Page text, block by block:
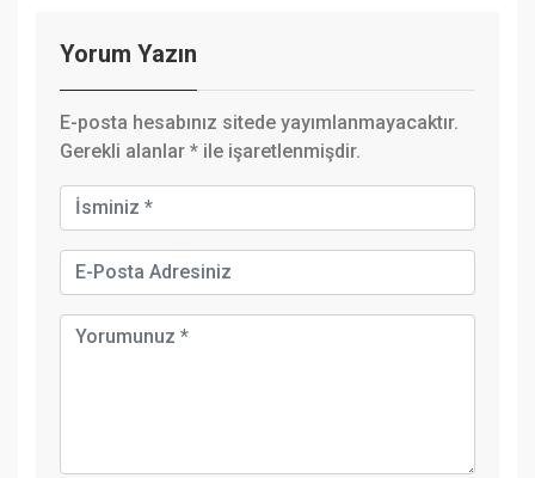
Yorum Yazın
E-posta hesabınız sitede yayımlanmayacaktır.
Gerekli alanlar * ile işaretlenmişdir.